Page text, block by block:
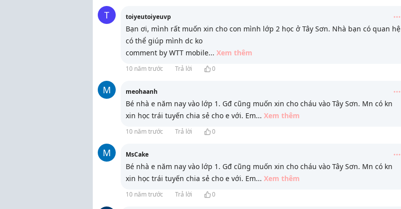
T toiyeutoiyeuvp
Bạn ơi, mình rất muốn xin cho con mình lớp 2 học ở Tây Sơn. Nhà bạn có quan hệ
có thể giúp mình dc ko
comment by WTT mobile... Xem thêm
10 năm trước Trả lời 0
M meohaanh
Bé nhà e năm nay vào lớp 1. Gđ cũng muốn xin cho cháu vào Tây Sơn. Mn có kn
xin học trái tuyến chia sẻ cho e với. Em... Xem thêm
10 năm trước Trả lời 0
M MsCake
Bé nhà e năm nay vào lớp 1. Gđ cũng muốn xin cho cháu vào Tây Sơn. Mn có kn
xin học trái tuyến chia sẻ cho e với. Em... Xem thêm
10 năm trước Trả lời 0